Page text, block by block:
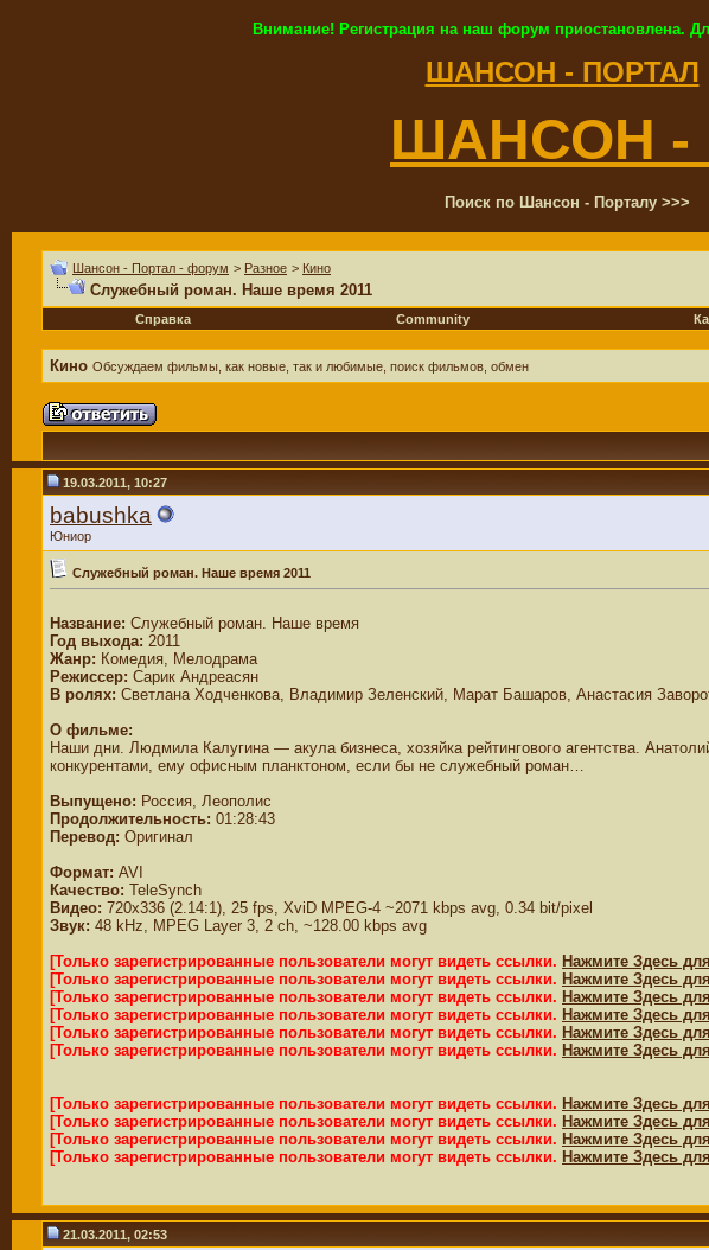
Внимание! Регистрация на наш форум приостановлена.
ШАНСОН - ПОРТАЛ
ШАНСОН -
Поиск по Шансон - Порталу >>>
Шансон - Портал - форум > Разное > Кино
Служебный роман. Наше время 2011
Справка
Community
Кино Обсуждаем фильмы, как новые, так и любимые, поиск фильмов, обмен
19.03.2011, 10:27
babushka
Юниор
Служебный роман. Наше время 2011
Название: Служебный роман. Наше время
Год выхода: 2011
Жанр: Комедия, Мелодрама
Режиссер: Сарик Андреасян
В ролях: Светлана Ходченкова, Владимир Зеленский, Марат Башаров, Анастасия
О фильме:
Наши дни. Людмила Калугина — акула бизнеса, хозяйка рейтингового агентства.
конкурентами, ему офисным планктоном, если бы не служебный роман…
Выпущено: Россия, Леополис
Продолжительность: 01:28:43
Перевод: Оригинал
Формат: AVI
Качество: TeleSynch
Видео: 720x336 (2.14:1), 25 fps, XviD MPEG-4 ~2071 kbps avg, 0.34 bit/pixel
Звук: 48 kHz, MPEG Layer 3, 2 ch, ~128.00 kbps avg
[Только зарегистрированные пользователи могут видеть ссылки. Нажмите Здесь
[Только зарегистрированные пользователи могут видеть ссылки. Нажмите Здесь
[Только зарегистрированные пользователи могут видеть ссылки. Нажмите Здесь
[Только зарегистрированные пользователи могут видеть ссылки. Нажмите Здесь
[Только зарегистрированные пользователи могут видеть ссылки. Нажмите Здесь
[Только зарегистрированные пользователи могут видеть ссылки. Нажмите Здесь
[Только зарегистрированные пользователи могут видеть ссылки. Нажмите Здесь
[Только зарегистрированные пользователи могут видеть ссылки. Нажмите Здесь
[Только зарегистрированные пользователи могут видеть ссылки. Нажмите Здесь
[Только зарегистрированные пользователи могут видеть ссылки. Нажмите Здесь
21.03.2011, 02:53